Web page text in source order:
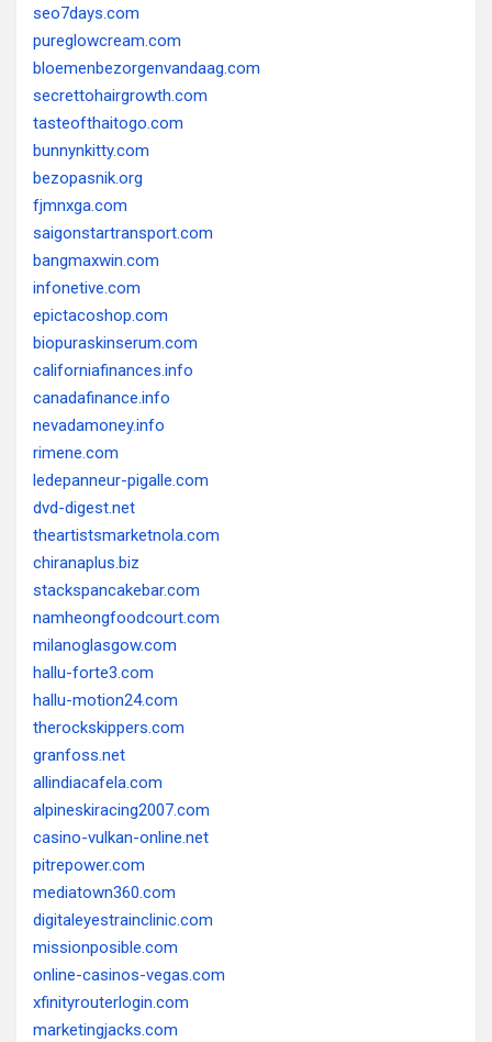
seo7days.com
pureglowcream.com
bloemenbezorgenvandaag.com
secrettohairgrowth.com
tasteofthaitogo.com
bunnynkitty.com
bezopasnik.org
fjmnxga.com
saigonstartransport.com
bangmaxwin.com
infonetive.com
epictacoshop.com
biopuraskinserum.com
californiafinances.info
canadafinance.info
nevadamoney.info
rimene.com
ledepanneur-pigalle.com
dvd-digest.net
theartistsmarketnola.com
chiranaplus.biz
stackspancakebar.com
namheongfoodcourt.com
milanoglasgow.com
hallu-forte3.com
hallu-motion24.com
therockskippers.com
granfoss.net
allindiacafela.com
alpineskiracing2007.com
casino-vulkan-online.net
pitrepower.com
mediatown360.com
digitaleyestrainclinic.com
missionposible.com
online-casinos-vegas.com
xfinityrouterlogin.com
marketingjacks.com